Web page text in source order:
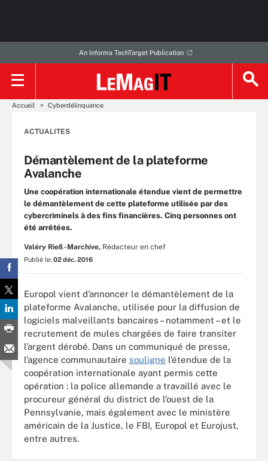
An Informa TechTarget Publication
Accueil Cyberdélinquance
ACTUALITES
Démantèlement de la plateforme
Avalanche
Une coopération internationale étendue vient de permettre
le démantèlement de cette plateforme utilisée par des
cybercriminels à des fins financières. Cinq personnes ont
été arrêtées.
Valéry Rieß-Marchive, Rédacteur en chef
Publié le: 02 déc. 2016
Europol vient d’annoncer le démantèlement de la
plateforme Avalanche, utilisée pour la diffusion de
logiciels malveillants bancaires – notamment – et le
recrutement de mules chargées de faire transiter
l’argent dérobé. Dans un communiqué de presse,
l’agence communautaire souligne l’étendue de la
coopération internationale ayant permis cette
opération : la police allemande a travaillé avec le
procureur général du district de l’ouest de la
Pennsylvanie, mais également avec le ministère
américain de la Justice, le FBI, Europol et Eurojust,
entre autres.